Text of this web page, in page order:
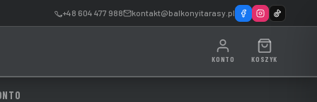
+48 604 477 988 kontakt@balkonyitarasy.pl
KONTO KOSZYK